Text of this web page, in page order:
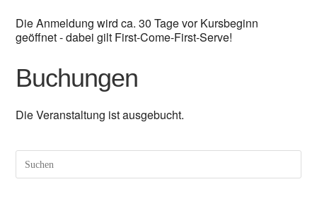
Die Anmeldung wird ca. 30 Tage vor Kursbeginn
geöffnet - dabei gilt First-Come-First-Serve!
Buchungen
Die Veranstaltung ist ausgebucht.